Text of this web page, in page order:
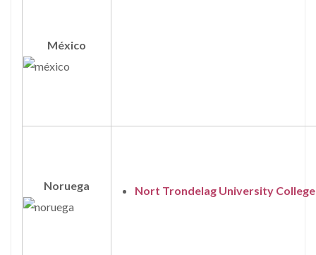
México
Noruega Nort Trondelag University